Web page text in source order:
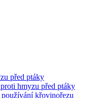
před ptáky
hmyzu před ptáky
křovinořezu